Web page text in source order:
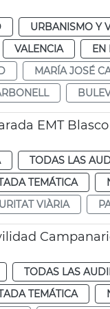
URBANISMO Y
VALENCIA EN
MARÍA JOSÉ
EMT
TODAS LAS
TEMÁTICA
VIÀRIA
TODAS LAS
TEMÁTICA